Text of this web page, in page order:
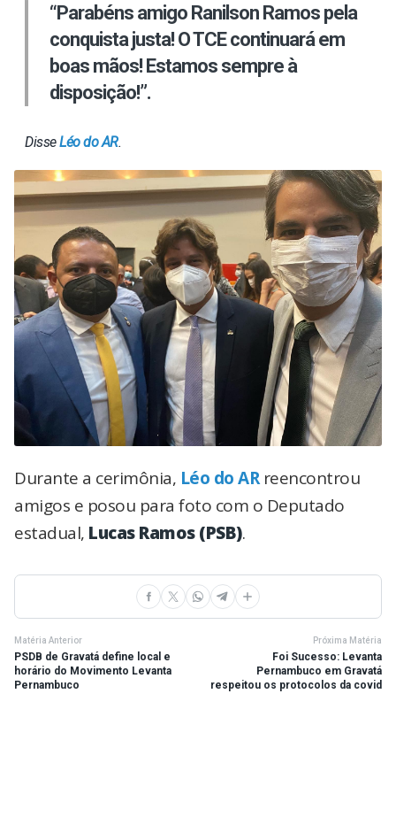
“Parabéns amigo Ranilson Ramos pela
conquista justa! O TCE continuará em
boas mãos! Estamos sempre à
disposição!”.
DisseLéo do AR.
Durante a cerimônia, Léo do ARreencontrou
amigos e posou para foto com o Deputado
estadual, Lucas Ramos (PSB).
Matéria Anterior
PSDB de Gravatá define local e
horário do Movimento Levanta
Pernambuco
Próxima Matéria
Foi Sucesso: Levanta
Pernambuco em Gravatá
respeitou os protocolos da covid